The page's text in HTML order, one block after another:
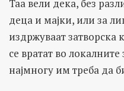
Таа вели дека, без
деца и мајки, или за
издржуваат затворска
се вратат во
најмногу им треба да